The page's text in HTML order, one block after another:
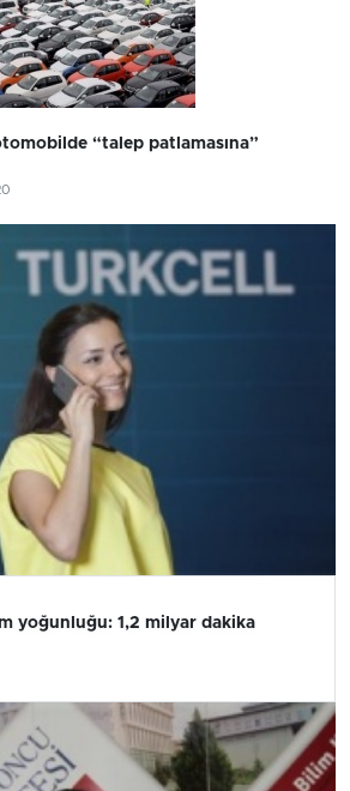
“talep patlamasına”
yoğunluğu: 1,2 milyar dakika